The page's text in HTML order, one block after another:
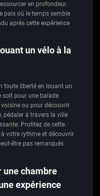
en profondeur.
paix où le temps semble
après cette expérience
un vélo à la
toute liberté en louant un
soit pour une balade
ou pour découvrir
pédaler à travers la ville
Profitez de cette
votre rythme et découvrir
être pas remarqués
une chambre
expérience